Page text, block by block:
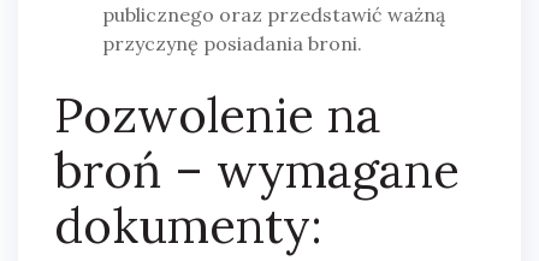
publicznego oraz przedstawić ważną
przyczynę posiadania broni.
Pozwolenie na
broń – wymagane
dokumenty: